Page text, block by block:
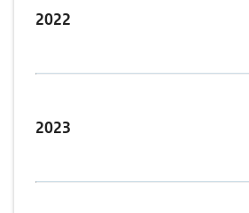
2022
2023